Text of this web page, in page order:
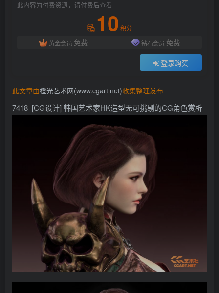
此内容为付费资源，请付费后查看
10 积分
黄金会员 免费 钻石会员 免费
登录购买
此文章由橙光艺术网(www.cgart.net)收集整理发布
7418_[CG设计] 韩国艺术家HK造型无可挑剔的CG角色赏析
用户名/手机号/邮箱
登录密码
找回密码
登录
社交账号登录
QQ登录